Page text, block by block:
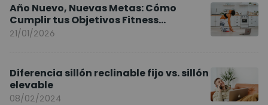
Año Nuevo, Nuevas Metas: Cómo
Cumplir tus Objetivos Fitness
Entrenando en Casa
21/01/2026
Diferencia sillón reclinable fijo vs. sillón
elevable
08/02/2024